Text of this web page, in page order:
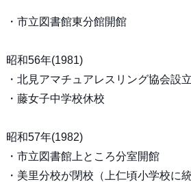
・市立図書館東分館開館
昭和56年(1981)
・北見アマチュアレスリ
・藤女子中学校休校
昭和57年(1982)
・市立図書館上ところ
・美里分校が閉校（上仁頃